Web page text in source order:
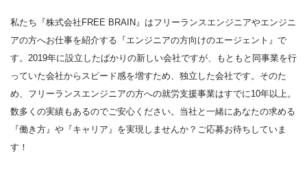
私たち『株式会社FREE BRAIN』はフリーランスエンジニアやエンジニ
アの方へお仕事を紹介する『エンジニアの方向けのエージェント』で
す。2019年に設立したばかりの新しい会社ですが、もともと同事業を行
っていた会社からスピード感を増すため、独立した会社です。そのた
め、フリーランスエンジニアの方への就労支援事業はすでに10年以上。
数多くの実績もあるのでご安心ください。当社と一緒にあなたの求める
『働き方』や『キャリア』を実現しませんか？ご応募お待ちしていま
す！